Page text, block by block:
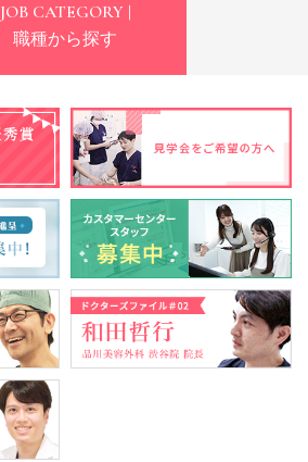
JOB CATEGORY |
職種から探す